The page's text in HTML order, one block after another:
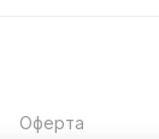
Оферта